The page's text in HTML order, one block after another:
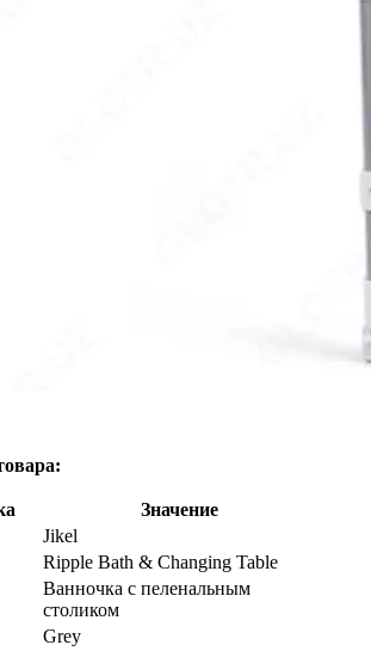
Значение
Jikel
Ripple Bath & Changing Table
Ванночка с пеленальным
столиком
Grey